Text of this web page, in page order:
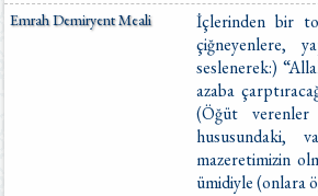
Emrah Demiryent Meali
İçlerinden bir
çiğneyenlere,
seslenerek:)
azaba
(Öğüt verenler
hususundaki,
mazeretimizin
ümidiyle (onlara